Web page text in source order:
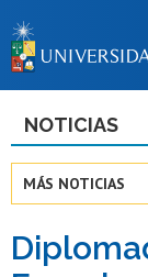
NOTICIAS
MÁS NOTICIAS